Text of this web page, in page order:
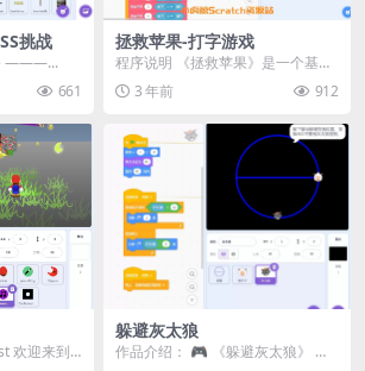
挑战
———...
661
拯救苹果-打字游戏
程序说明 《拯救苹果》是一个基于
Scratch平台开发的打字练习游戏。
在这个游戏...
3 年前 912
欢迎来到
躲避灰太狼
作品介绍： 🎮 《躲避灰太狼》 是